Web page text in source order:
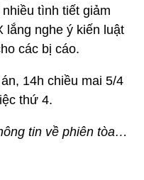
tình tiết giảm
lắng nghe ý kiến luật
các bị cáo.
14h chiều mai 5/4
thứ 4.
tin về phiên tòa…